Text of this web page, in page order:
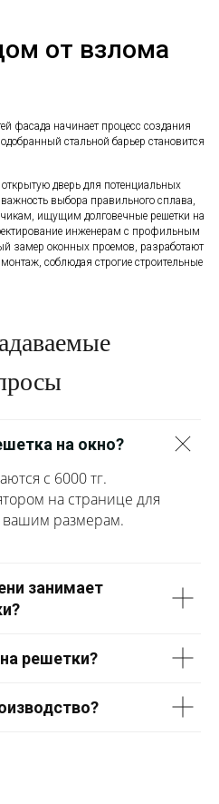
от взлома
фасада начинает процесс создания
стальной барьер становится
дверь для потенциальных
выбора правильного сплава,
ищущим долговечные решетки на
инженерам с профильным
замер оконных проемов, разработают
соблюдая строгие строительные
на окно?
с 6000 тг.
на странице для
вашим размерам.
занимает
решетки?